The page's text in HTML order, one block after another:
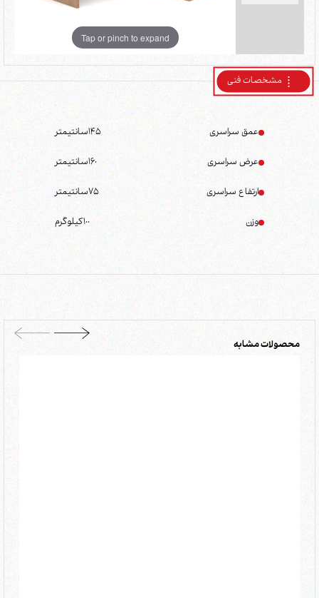
Tap or pinch to expand
مشخصات فنی
عمق سراسری 145سانتیمتر
عرض سراسری 160سانتیمتر
ارتفاع سراسری 75سانتیمتر
وزن 100کیلوگرم
محصولات مشابه